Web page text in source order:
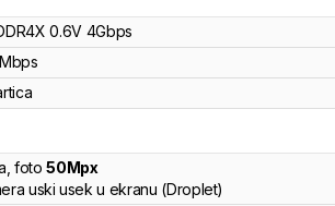
0.6V 4Gbps
Mbps
foto50Mpx
uski usek u ekranu (Droplet)